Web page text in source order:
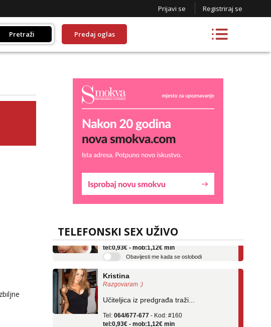
Prijavi se Registriraj se
Pretraži Predaj oglas
TELEFONSKI SEX UŽIVO
Liliana
Tel:064/677-677 - Kod: #69
tel:0,93€ - mob:1,12€ min
Obavijesti me kada se oslobodi
Razgovaram :)
Učiteljica iz predgrađa traži...
064/677-677
- Kod: #160
tel:0,93€ - mob:1,12€ min
Obavijesti me kada se oslobodi